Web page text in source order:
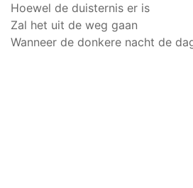
Hoewel de duisternis er is
Zal het uit de weg gaan
Wanneer de donkere nacht de